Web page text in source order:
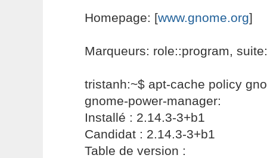
Homepage: [www.gnome.org]
Marqueurs: role::program,
tristanh:~$ apt-cache policy
gnome-power-manager:
Installé : 2.14.3-3+b1
Candidat : 2.14.3-3+b1
Table de version :